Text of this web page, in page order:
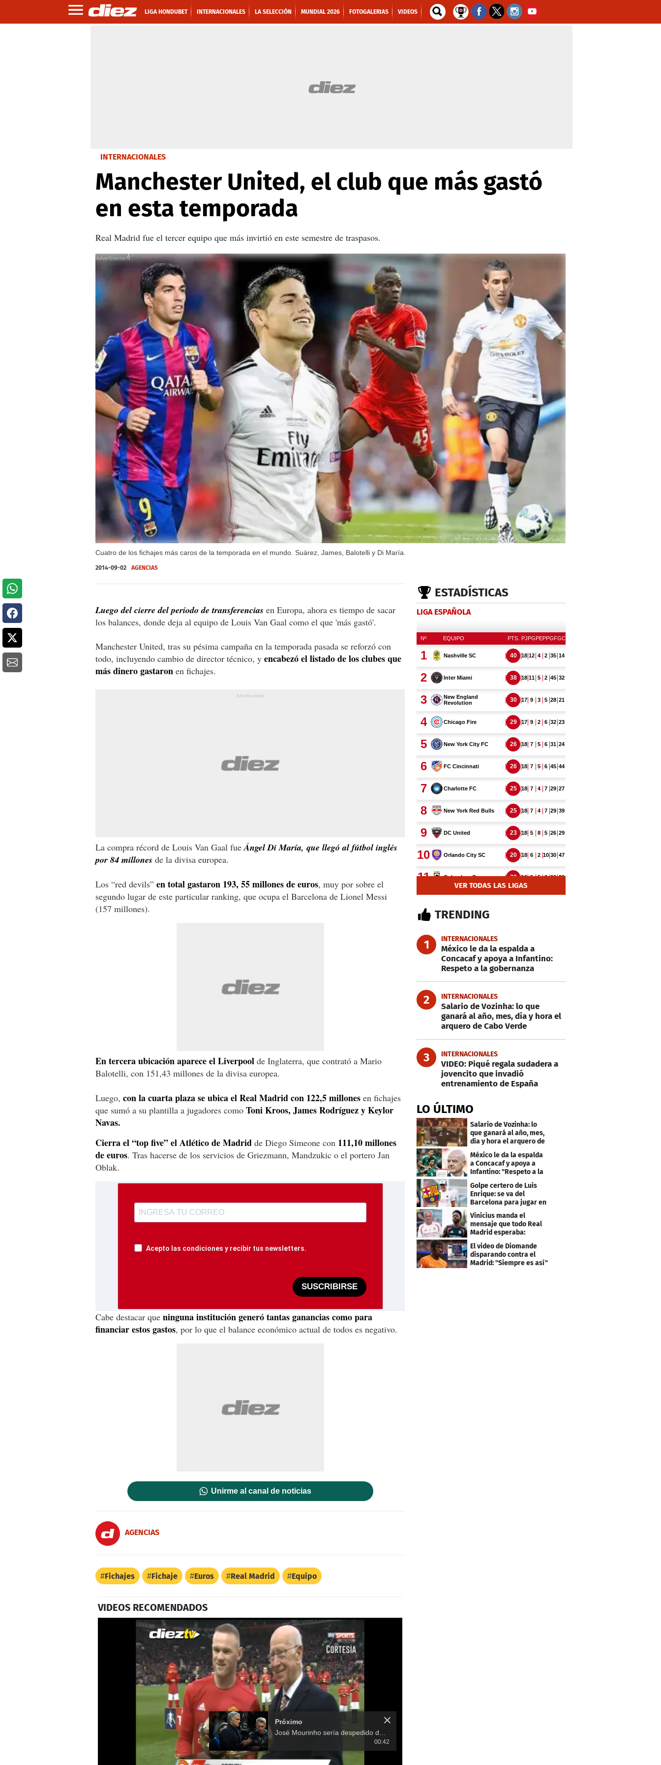
LIGA HONDUBET INTERNACIONALES LA SELECCIÓN MUNDIAL 2026 FOTOGALERIAS VIDEOS
INTERNACIONALES
Manchester United, el club que más gastó
en esta temporada
Real Madrid fue el tercer equipo que más invirtió en este semestre de traspasos.
Cuatro de los fichajes más caros de la temporada en el mundo. Suárez, James, Balotelli y Di María.
X
2014-09-02 AGENCIAS
Luego del cierre del período de transferencias en Europa, ahora es tiempo de sacar
los balances, donde deja al equipo de Louis Van Gaal como el que 'más gastó'.
Manchester United, tras su pésima campaña en la temporada pasada se reforzó con
todo, incluyendo cambio de director técnico, y encabezó el listado de los clubes que
más dinero gastaron en fichajes.
La compra récord de Louis Van Gaal fueÁngel Di María, que llegó al fútbol inglés
por 84 millones de la divisa europea.
Los “red devils” en total gastaron 193, 55 millones de euros, muy por sobre el
segundo lugar de este particular ranking, que ocupa el Barcelona de Lionel Messi
(157 millones).
En tercera ubicación aparece el Liverpool de Inglaterra, que contrató a Mario
Balotelli, con 151,43 millones de la divisa europea.
Luego, con la cuarta plaza se ubica el Real Madrid con 122,5 millones en fichajes
que sumó a su plantilla a jugadores como Toni Kroos, James Rodríguez y Keylor
Navas.
Cierra el “top five” el Atlético de Madrid de Diego Simeone con 111,10 millones
de euros. Tras hacerse de los servicios de Griezmann, Mandzukic o el portero Jan
Oblak.
Acepto las condiciones y recibir tus newsletters.
SUSCRIBIRSE
Cabe destacar que ninguna institución generó tantas ganancias como para
financiar estos gastos, por lo que el balance económico actual de todos es negativo.
Unirme al canal de noticias
AGENCIAS
Fichajes Fichaje Euros Real Madrid Equipo
VIDEOS RECOMENDADOS
Próximo
José Mourinho sería despedido del Manchester United aunque gane
00:42
ESTADÍSTICAS
LIGA ESPAÑOLA
VER TODAS LAS LIGAS
TRENDING
1 INTERNACIONALES
México le da la espalda a
Concacaf y apoya a Infantino:
Respeto a la gobernanza
2 INTERNACIONALES
Salario de Vozinha: lo que
ganará al año, mes, día y hora el
arquero de Cabo Verde
3 INTERNACIONALES
VIDEO: Piqué regala sudadera a
jovencito que invadió
entrenamiento de España
LO ÚLTIMO
Salario de Vozinha: lo
que ganará al año, mes,
día y hora el arquero de
Cabo Verde
México le da la espalda
a Concacaf y apoya a
Infantino: "Respeto a la
gobernanza"
Golpe certero de Luis
Enrique: se va del
Barcelona para jugar en
el PSG
Vinicius manda el
mensaje que todo Real
Madrid esperaba:
"Mourinho..."
El video de Diomande
disparando contra el
Madrid: "Siempre es así"